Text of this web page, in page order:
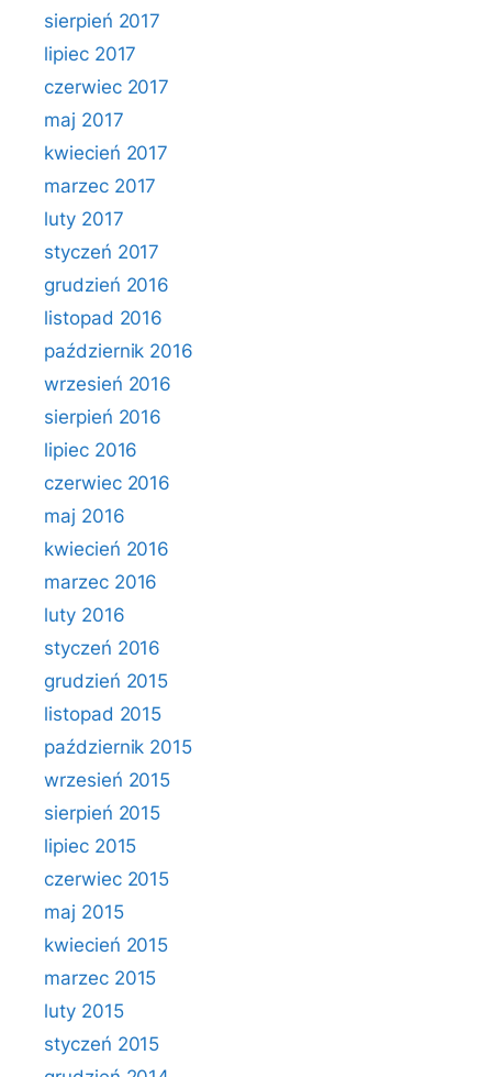
sierpień 2017
lipiec 2017
czerwiec 2017
maj 2017
kwiecień 2017
marzec 2017
luty 2017
styczeń 2017
grudzień 2016
listopad 2016
październik 2016
wrzesień 2016
sierpień 2016
lipiec 2016
czerwiec 2016
maj 2016
kwiecień 2016
marzec 2016
luty 2016
styczeń 2016
grudzień 2015
listopad 2015
październik 2015
wrzesień 2015
sierpień 2015
lipiec 2015
czerwiec 2015
maj 2015
kwiecień 2015
marzec 2015
luty 2015
styczeń 2015